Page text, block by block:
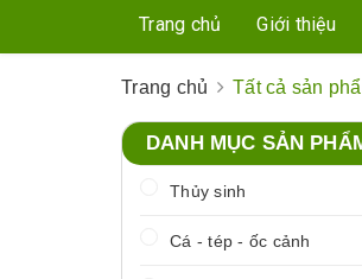
Trang chủ Giới thiệu
Trang chủ Tất cả sản
DANH MỤC SẢN
Thủy sinh
Cá - tép - ốc cảnh